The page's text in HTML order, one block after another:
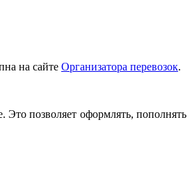
на сайте Организатора перевозок.
Это позволяет оформлять, пополнять